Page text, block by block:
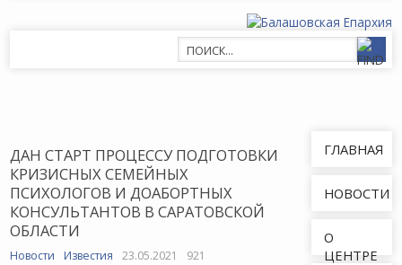
ДАН СТАРТ ПРОЦЕССУ ПОДГОТОВКИ
КРИЗИСНЫХ СЕМЕЙНЫХ
ПСИХОЛОГОВ И ДОАБОРТНЫХ
КОНСУЛЬТАНТОВ В САРАТОВСКОЙ
ОБЛАСТИ
Новости Известия 23.05.2021 921
ГЛАВНАЯ
НОВОСТИ
О
ЦЕНТРЕ